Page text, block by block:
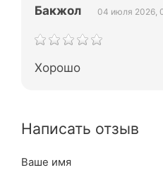
Бакжол 04 июля 2026,
Хорошо
Написать отзыв
Ваше имя